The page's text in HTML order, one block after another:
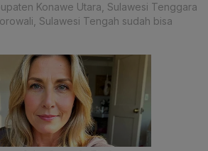
Konawe Utara, Sulawesi Tenggara
Sulawesi Tengah sudah bisa